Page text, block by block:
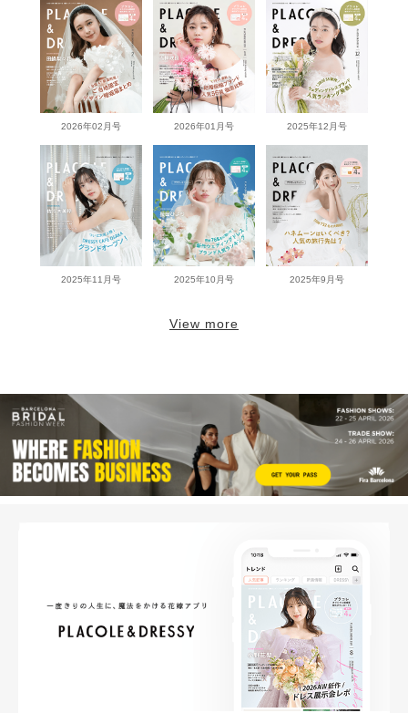
2026年02月号 2026年01月号 2025年12月号
2025年11月号 2025年10月号 2025年9月号
View more